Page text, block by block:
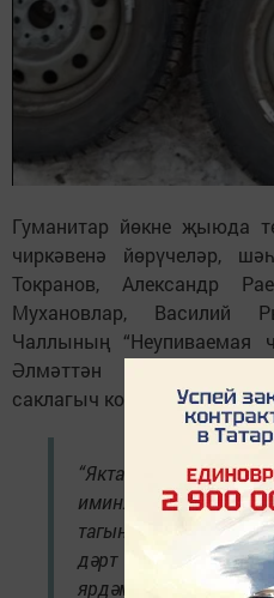
Гуманитар йөкне җыюда
чиркәвенә йөрүчеләр,
Токранов, Александр
Мухановлар, Василий
Чаллының “Неупиваемая
Әлмәттән Альбина
саклагыч костюмнар белән
“Якташ хәрби ир-
иминлеге өчен
тагын да игелекле
дәрт бирә.
ярдәмгә ничек